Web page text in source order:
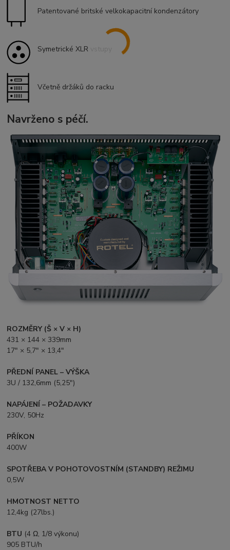
Patentované britské velkokapacitní kondenzátory
Symetrické XLR vstupy
Včetně držáků do racku
Navrženo s péčí.
ROZMĚRY (Š × V × H)
431 × 144 × 339mm
17" × 5,7" × 13,4"
PŘEDNÍ PANEL – VÝŠKA
3U / 132,6mm (5,25")
NAPÁJENÍ – POŽADAVKY
230V, 50Hz
PŘÍKON
400W
SPOTŘEBA V POHOTOVOSTNÍM (STANDBY) REŽIMU
0,5W
HMOTNOST NETTO
12,4kg (27lbs.)
BTU (4 Ω, 1/8 výkonu)
905 BTU/h